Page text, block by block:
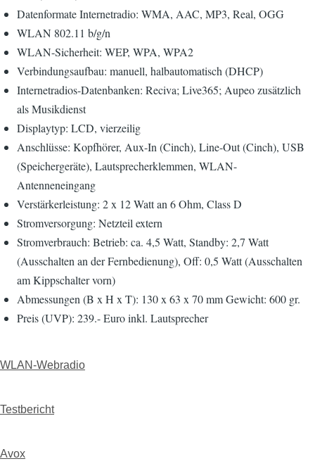
Datenformate Internetradio: WMA, AAC, MP3, Real, OGG
WLAN 802.11 b/g/n
WLAN-Sicherheit: WEP, WPA, WPA2
Verbindungsaufbau: manuell, halbautomatisch (DHCP)
Internetradios-Datenbanken: Reciva; Live365; Aupeo zusätzlich
als Musikdienst
Displaytyp: LCD, vierzeilig
Anschlüsse: Kopfhörer, Aux-In (Cinch), Line-Out (Cinch), USB
(Speichergeräte), Lautsprecherklemmen, WLAN-
Antenneneingang
Verstärkerleistung: 2 x 12 Watt an 6 Ohm, Class D
Stromversorgung: Netzteil extern
Stromverbrauch: Betrieb: ca. 4,5 Watt, Standby: 2,7 Watt
(Ausschalten an der Fernbedienung), Off: 0,5 Watt (Ausschalten
am Kippschalter vorn)
Abmessungen (B x H x T): 130 x 63 x 70 mm Gewicht: 600 gr.
Preis (UVP): 239.- Euro inkl. Lautsprecher
WLAN-Webradio
Testbericht
Avox